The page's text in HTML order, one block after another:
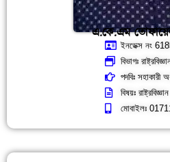
এ.কে.এম
ইনডেক্স নং
বিভাগঃ
পদবিঃ সহাকারী
বিষয়ঃ রাষ্ট্রবিজ্ঞান
মোবাইলঃ